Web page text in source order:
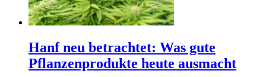
Hanf neu betrachtet: Was gute
Pflanzenprodukte heute ausmacht